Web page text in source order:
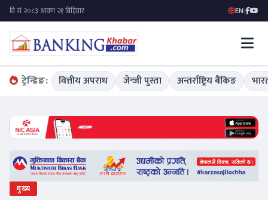
EN|
ट्रेन्डिङ: वित्तीय अपराध जेन्जी पुस्ता अन्तर्राष्ट्रिय बैंकिङ
मुख्य